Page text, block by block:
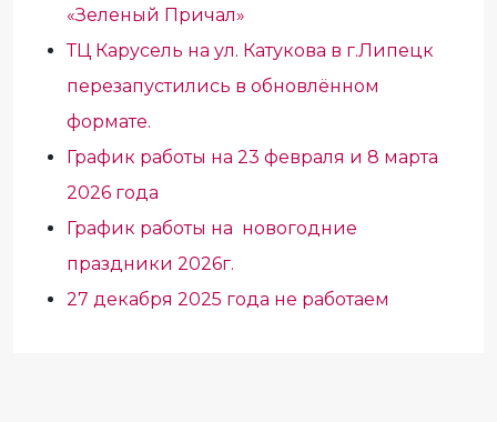
«Зеленый Причал»
ТЦ Карусель на ул. Катукова в г.Липецк
перезапустились в обновлённом
формате.
График работы на 23 февраля и 8 марта
2026 года
График работы на новогодние
праздники 2026г.
27 декабря 2025 года не работаем